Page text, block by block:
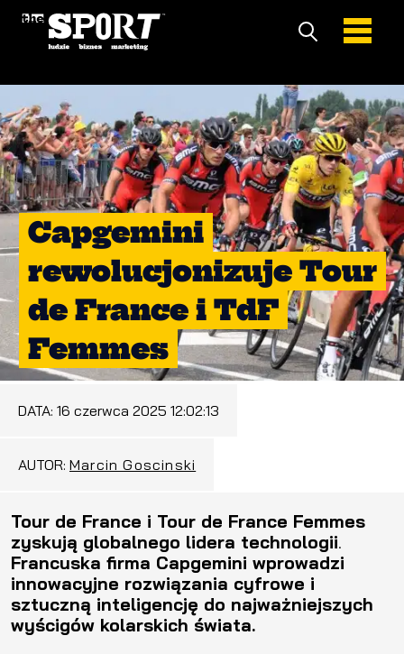
Capgemini
rewolucjonizuje Tour
de France i TdF
Femmes
DATA: 16 czerwca 2025 12:02:13
AUTOR: Marcin Goscinski
Tour de France i Tour de France Femmes
zyskują globalnego lidera technologii.
Francuska firma Capgemini wprowadzi
innowacyjne rozwiązania cyfrowe i
sztuczną inteligencję do najważniejszych
wyścigów kolarskich świata.